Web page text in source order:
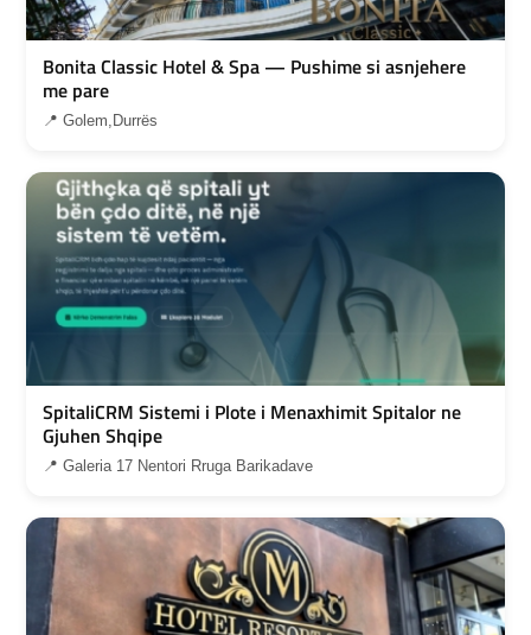
Bonita Classic Hotel & Spa — Pushime si asnjehere
me pare
📍 Golem,Durrës
SpitaliCRM Sistemi i Plote i Menaxhimit Spitalor ne
Gjuhen Shqipe
📍 Galeria 17 Nentori Rruga Barikadave